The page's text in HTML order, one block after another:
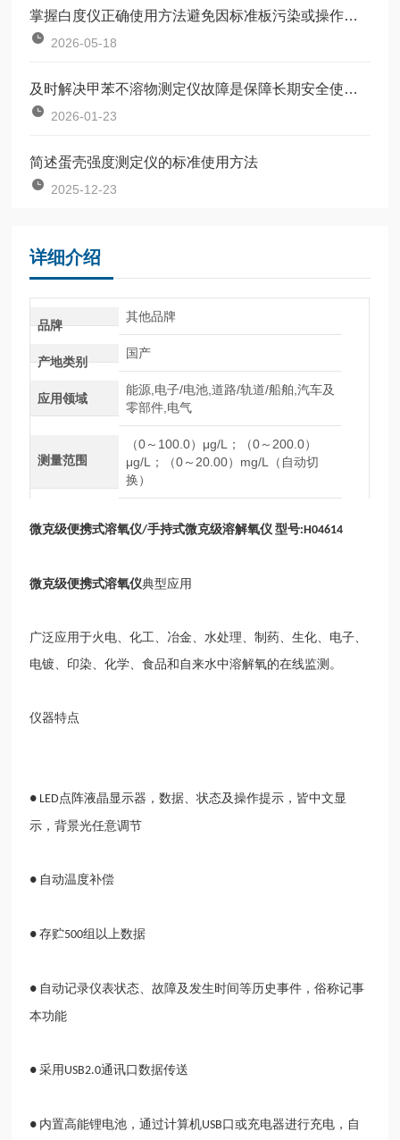
掌握白度仪正确使用方法避免因标准板污染或操作不规范引入误差
2026-05-18
及时解决甲苯不溶物测定仪故障是保障长期安全使用的关键
2026-01-23
简述蛋壳强度测定仪的标准使用方法
2025-12-23
详细介绍
品牌
其他品牌
产地类别
国产
应用领域
能源,电子/电池,道路/轨道/船舶,汽车及
零部件,电气
测量范围
（0～100.0）μg/L；（0～200.0）
μg/L；（0～20.00）mg/L（自动切
换）
微克级便携式溶氧仪/手持式微克级溶解氧仪 型号:H04614
微克级便携式溶氧仪典型应用
广泛应用于火电、化工、冶金、水处理、制药、生化、电子、
电镀、印染、化学、食品和自来水中溶解氧的在线监测。
仪器特点
● LED点阵液晶显示器，数据、状态及操作提示，皆中文显
示，背景光任意调节
● 自动温度补偿
●存贮500组以上数据
● 自动记录仪表状态、故障及发生时间等历史事件，俗称记事
本功能
●采用 USB2.0通讯口数据传送
● 内置高能锂电池，通过计算机USB 口或充电器进行充电，自